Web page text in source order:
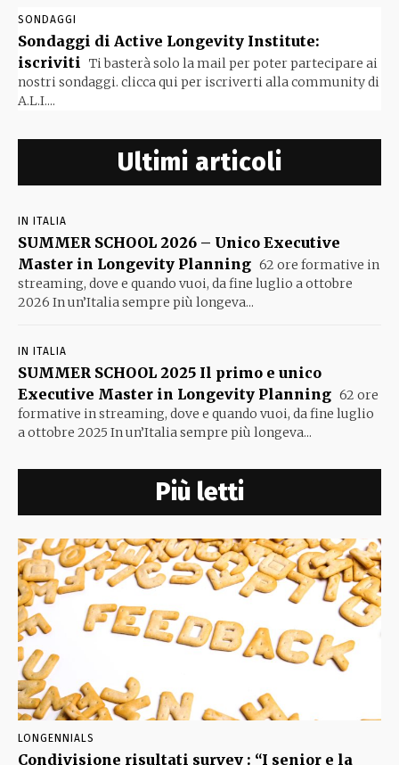
SONDAGGI
Sondaggi di Active Longevity Institute:
iscriviti
Ti basterà solo la mail per poter partecipare ai
nostri sondaggi. clicca qui per iscriverti alla community di
A.L.I....
Ultimi articoli
IN ITALIA
SUMMER SCHOOL 2026 – Unico Executive
Master in Longevity Planning 62 ore formative in
streaming, dove e quando vuoi, da fine luglio a ottobre
2026 In un’Italia sempre più longeva...
IN ITALIA
SUMMER SCHOOL 2025 Il primo e unico
Executive Master in Longevity Planning 62 ore
formative in streaming, dove e quando vuoi, da fine luglio
a ottobre 2025 In un’Italia sempre più longeva...
Più letti
LONGENNIALS
Condivisione risultati survey : “I senior e la